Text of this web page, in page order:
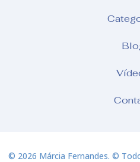
© 2026 Márcia Fernandes. ©